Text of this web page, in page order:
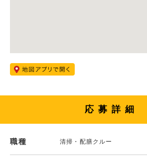
応募詳細
職種 清掃・配膳クルー